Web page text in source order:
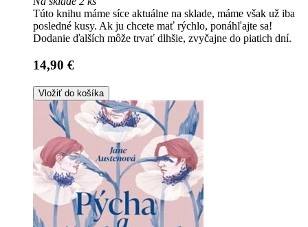
Túto knihu máme síce aktuálne na sklade, máme však už iba
posledné kusy. Ak ju chcete mať rýchlo, ponáhľajte sa!
Dodanie ďalších môže trvať dlhšie, zvyčajne do piatich dní.
14,90 €
Vložiť do košíka